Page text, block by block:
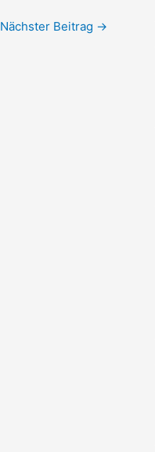
Nächster Beitrag →